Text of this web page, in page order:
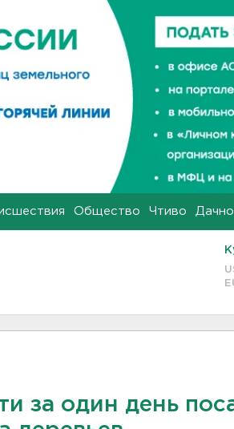
Общество Чтиво
за один день